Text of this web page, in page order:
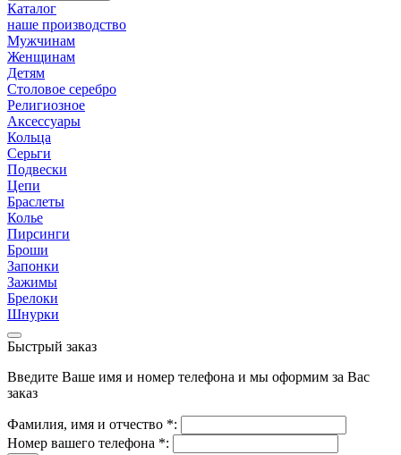
Каталог
наше производство
Мужчинам
Женщинам
Детям
Столовое серебро
Религиозное
Аксессуары
Кольца
Серьги
Подвески
Цепи
Браслеты
Колье
Пирсинги
Броши
Запонки
Зажимы
Брелоки
Шнурки
Быстрый заказ
Введите Ваше имя и номер телефона и мы оформим за Вас
заказ
Фамилия, имя и отчество *:
Номер вашего телефона *: